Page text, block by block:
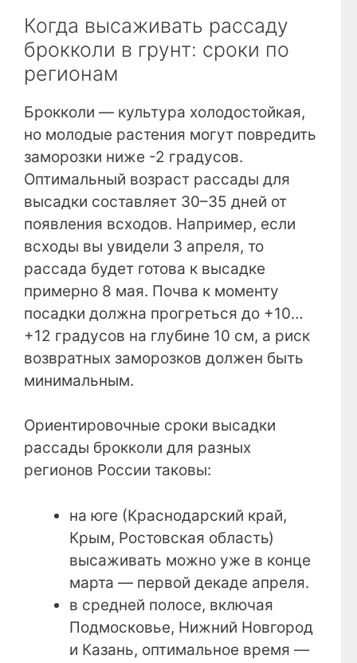
Когда высаживать рассаду
брокколи в грунт: сроки по
регионам
Брокколи — культура холодостойкая,
но молодые растения могут повредить
заморозки ниже -2 градусов.
Оптимальный возраст рассады для
высадки составляет 30–35 дней от
появления всходов. Например, если
всходы вы увидели 3 апреля, то
рассада будет готова к высадке
примерно 8 мая. Почва к моменту
посадки должна прогреться до +10…
+12 градусов на глубине 10 см, а риск
возвратных заморозков должен быть
минимальным.
Ориентировочные сроки высадки
рассады брокколи для разных
регионов России таковы:
на юге (Краснодарский край,
Крым, Ростовская область)
высаживать можно уже в конце
марта — первой декаде апреля.
в средней полосе, включая
Подмосковье, Нижний Новгород
и Казань, оптимальное время —